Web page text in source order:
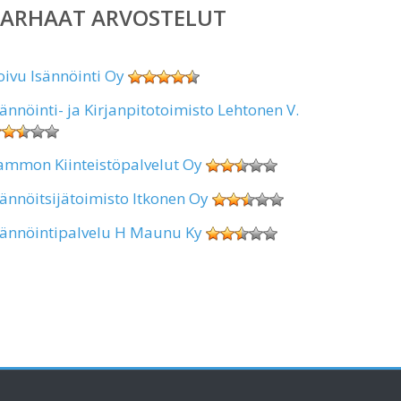
ARVOSTELUT
Isännöinti Oy
ja Kirjanpitotoimisto Lehtonen V.
Kiinteistöpalvelut Oy
Itkonen Oy
H Maunu Ky